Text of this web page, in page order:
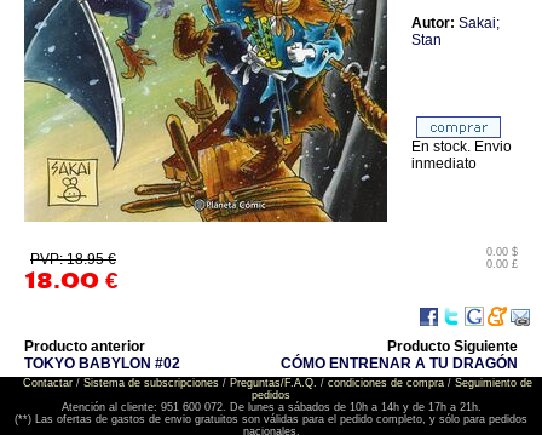
Autor: Sakai;
Stan
PVP: 18.95 €
18.00 €
0.00 $
0.00 £
En stock. Envio
inmediato
Producto anterior
TOKYO BABYLON #02
Producto Siguiente
CÓMO ENTRENAR A TU DRAGÓN
Contactar/ Sistema de subscripciones/ Preguntas/F.A.Q. / condiciones de compra/ Seguimiento de
pedidos
Atención al cliente: 951 600 072. De lunes a sábados de 10h a 14h y de 17h a 21h.
(**) Las ofertas de gastos de envio gratuitos son válidas para el pedido completo, y sólo para pedidos
nacionales.